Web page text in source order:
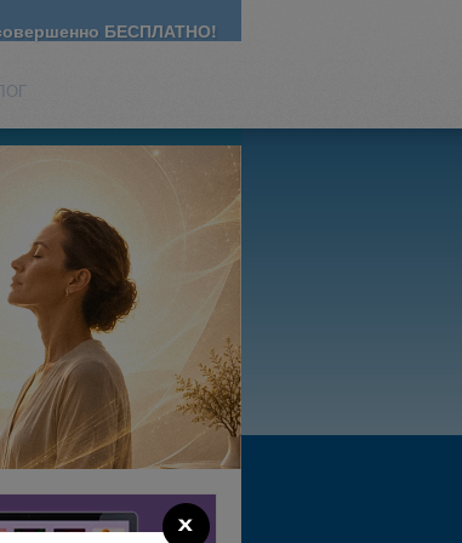
БЕСПЛАТНО!